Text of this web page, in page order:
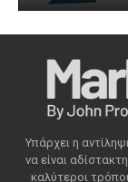
Υπάρχει η
να είναι
καλύτεροι